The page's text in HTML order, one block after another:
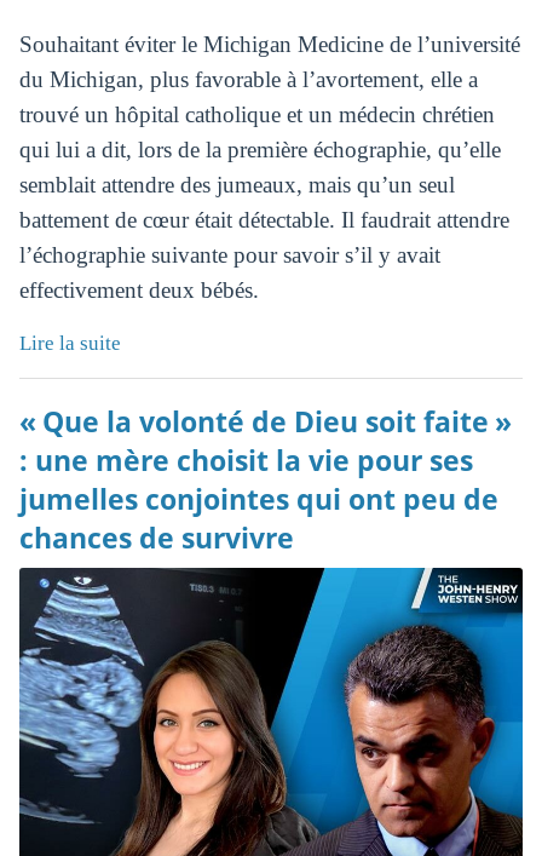
Souhaitant éviter le Michigan Medicine de l’université
du Michigan, plus favorable à l’avortement, elle a
trouvé un hôpital catholique et un médecin chrétien
qui lui a dit, lors de la première échographie, qu’elle
semblait attendre des jumeaux, mais qu’un seul
battement de cœur était détectable. Il faudrait attendre
l’échographie suivante pour savoir s’il y avait
effectivement deux bébés.
Lire la suite
« Que la volonté de Dieu soit faite »
: une mère choisit la vie pour ses
jumelles conjointes qui ont peu de
chances de survivre